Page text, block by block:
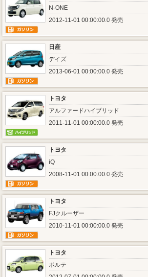
N-ONE
2012-11-01 00:00:00.0 発売
日産
デイズ
2013-06-01 00:00:00.0 発売
トヨタ
アルファードハイブリッド
2011-11-01 00:00:00.0 発売
トヨタ
iQ
2008-11-01 00:00:00.0 発売
トヨタ
FJクルーザー
2010-11-01 00:00:00.0 発売
トヨタ
ポルテ